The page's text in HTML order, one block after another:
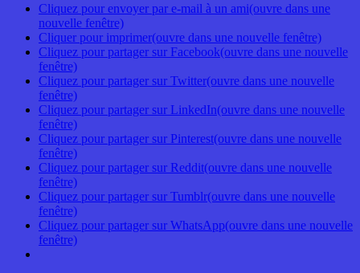
Cliquez pour envoyer par e-mail à un ami(ouvre dans une
nouvelle fenêtre)
Cliquer pour imprimer(ouvre dans une nouvelle fenêtre)
Cliquez pour partager sur Facebook(ouvre dans une nouvelle
fenêtre)
Cliquez pour partager sur Twitter(ouvre dans une nouvelle
fenêtre)
Cliquez pour partager sur LinkedIn(ouvre dans une nouvelle
fenêtre)
Cliquez pour partager sur Pinterest(ouvre dans une nouvelle
fenêtre)
Cliquez pour partager sur Reddit(ouvre dans une nouvelle
fenêtre)
Cliquez pour partager sur Tumblr(ouvre dans une nouvelle
fenêtre)
Cliquez pour partager sur WhatsApp(ouvre dans une nouvelle
fenêtre)